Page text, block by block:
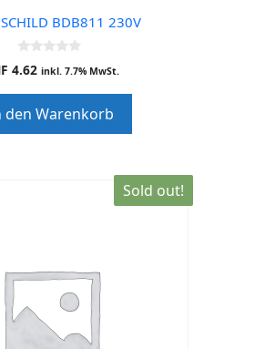
BDB811 230V
0
o
o
f
5
4.62 inkl. 7.7% MwSt.
den Warenkorb
Sold out!